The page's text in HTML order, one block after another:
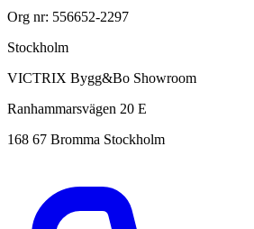
Org nr: 556652-2297
Stockholm
VICTRIX Bygg&Bo Showroom
Ranhammarsvägen 20 E
168 67 Bromma Stockholm